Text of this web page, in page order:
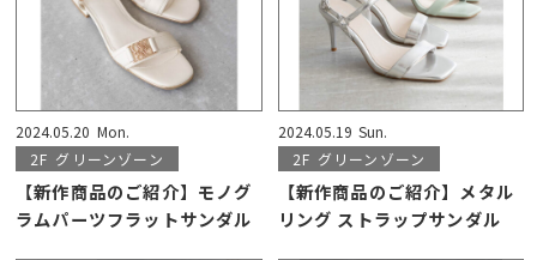
2024.05.20 Mon.
2F グリーンゾーン
【新作商品のご紹介】モノグ
ラムパーツフラットサンダル
2024.05.19 Sun.
2F グリーンゾーン
【新作商品のご紹介】メタル
リング ストラップサンダル